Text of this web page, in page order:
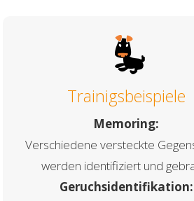
Trainigsbeispiele
Memoring:
Verschiedene versteckte
werden identifiziert und
Geruchsidentifikation: